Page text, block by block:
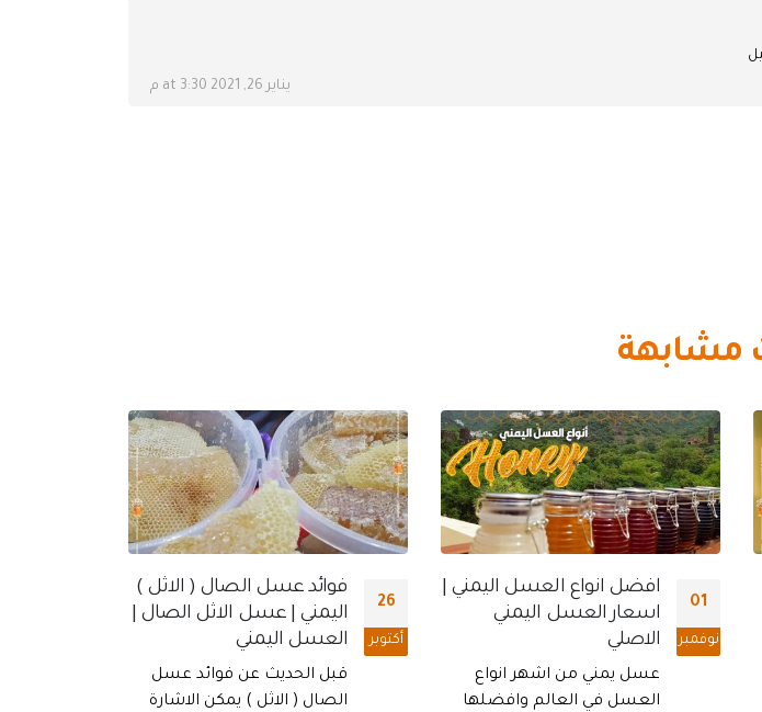
يناير 26, 2021 at 3:30 م
مشابهة
26
أكتوبر
فوائد عسل الصال ( الاثل )
اليمني | عسل الاثل الصال |
العسل اليمني
قبل الحديث عن فوائد عسل
الصال ( الاثل ) يمكن الاشارة